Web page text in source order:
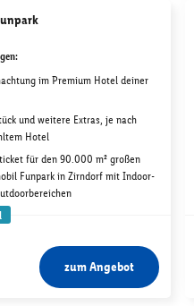
:
im Premium Hotel deiner
und weitere Extras, je nach
Hotel
für den 90.000 m² großen
Funpark in Zirndorf mit Indoor-
zum Angebot